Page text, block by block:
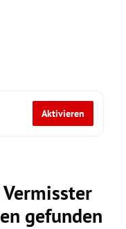
Aktivieren
gefunden